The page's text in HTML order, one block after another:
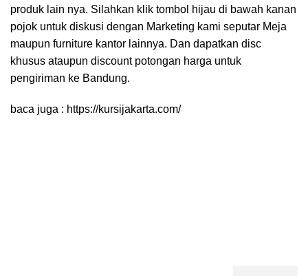
produk lain nya. Silahkan klik tombol hijau di bawah kanan
pojok untuk diskusi dengan Marketing kami seputar Meja
maupun furniture kantor lainnya. Dan dapatkan disc
khusus ataupun discount potongan harga untuk
pengiriman ke Bandung.
baca juga : https://kursijakarta.com/